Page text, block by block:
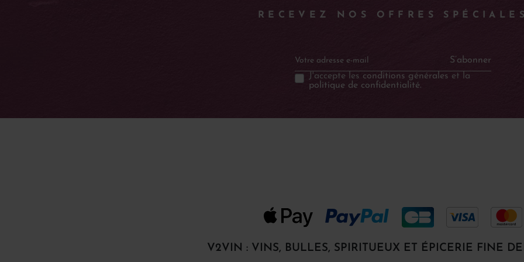
RECEVEZ NOS OFFRES
S’abonner
J'accepte les conditions générales et la
politique de confidentialité.
V2VIN : VINS, BULLES, SPIRITUEUX ET ÉPICERIE FINE